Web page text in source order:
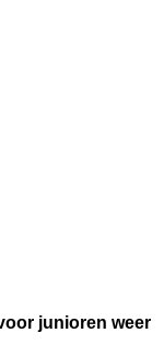
junioren weer